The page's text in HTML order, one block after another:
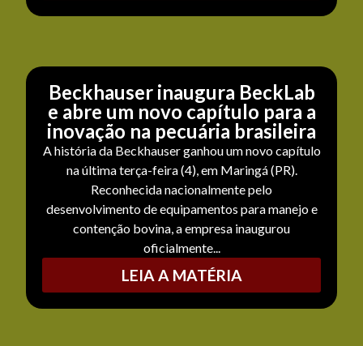
Beckhauser inaugura BeckLab
e abre um novo capítulo para a
inovação na pecuária brasileira
A história da Beckhauser ganhou um novo capítulo
na última terça-feira (4), em Maringá (PR).
Reconhecida nacionalmente pelo
desenvolvimento de equipamentos para manejo e
contenção bovina, a empresa inaugurou
oficialmente...
LEIA A MATÉRIA